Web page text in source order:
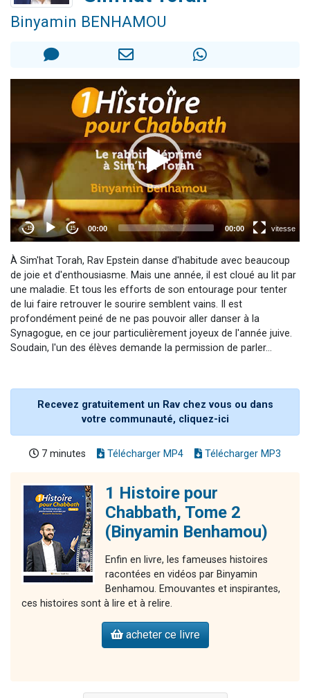
Ariel vient de donner son Maasser
Eva vient de donner son Maasser
Binyamin BENHAMOU
À Sim'hat Torah, Rav Epstein danse d'habitude avec beaucoup
de joie et d'enthousiasme. Mais une année, il est cloué au lit par
une maladie. Et tous les efforts de son entourage pour tenter
de lui faire retrouver le sourire semblent vains. Il est
profondément peiné de ne pas pouvoir aller danser à la
Synagogue, en ce jour particulièrement joyeux de l'année juive.
Soudain, l'un des élèves demande la permission de parler…
Recevez gratuitement un Rav chez vous ou dans
votre communauté, cliquez-ici
7 minutes Télécharger MP4 Télécharger MP3
1 Histoire pour
Chabbath, Tome 2
(Binyamin Benhamou)
Enfin en livre, les fameuses histoires
racontées en vidéos par Binyamin
Benhamou. Emouvantes et inspirantes,
ces histoires sont à lire et à relire.
acheter ce livre